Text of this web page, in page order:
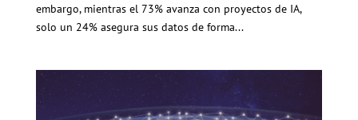
embargo, mientras el 73% avanza con proyectos de IA,
solo un 24% asegura sus datos de forma...